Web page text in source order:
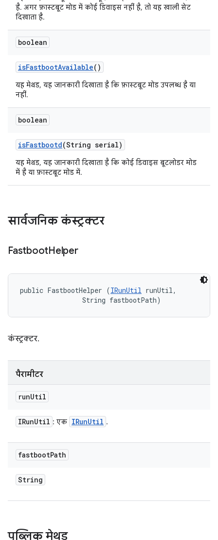
है. अगर फ़ास्टबूट मोड में कोई डिवाइस नहीं है, तो यह खाली सेट
दिखाता है.
boolean
isFastbootAvailable()
यह मेथड, यह जानकारी दिखाता है कि फ़ास्टबूट मोड उपलब्ध है या
नहीं.
boolean
isFastbootd(String serial)
यह मेथड, यह जानकारी दिखाता है कि कोई डिवाइस बूटलोडर मोड
में है या फ़ास्टबूट मोड में.
सार्वजनिक कंस्ट्रक्टर
FastbootHelper
public FastbootHelper (IRunUtil runUtil,
                String fastbootPath)
कंस्ट्रक्टर.
पैरामीटर
runUtil
IRunUtil : एक IRunUtil .
fastbootPath
String
पब्लिक मेथड